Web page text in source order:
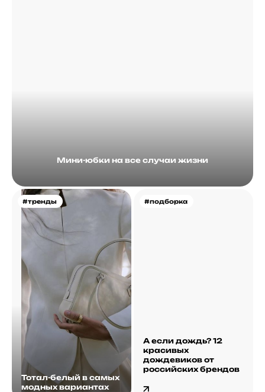
Мини-юбки на все случаи жизни
#тренды
Тотал-белый в самых
модных вариантах
#подборка
А если дождь? 12
красивых
дождевиков от
российских брендов